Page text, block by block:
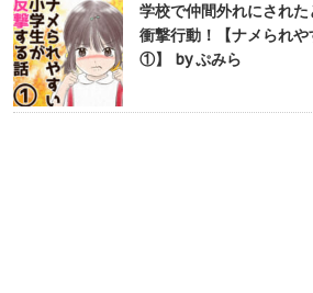
学校で仲間外れにされ
衝撃行動！【ナメられ
①】 by ぷみら